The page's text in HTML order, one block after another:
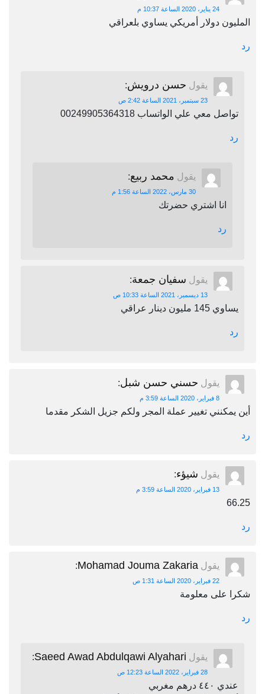
24 يناير، 2020 الساعة 10:37 م
المليون دولار أمريكي يساوي بلعراقي
رد
يقول حسن درويش:
23 سبتمبر، 2021 الساعة 2:42 ص
تواصل معي علي الواتساب 00249905364318
رد
يقول محمد ربيع:
30 مارس، 2022 الساعة 1:56 م
انا اشتري حضرتك
رد
يقول سفيان جمعة:
13 ديسمبر، 2021 الساعة 10:33 ص
يساوي 145 مليون دينار عراقي
رد
يقول حسني حسن شبل:
8 فبراير، 2020 الساعة 3:59 م
أين يمكنني تغيير عملة المجر ولكم جزيل الشكر مقدما
رد
يقول شيؤء:
13 فبراير، 2020 الساعة 3:59 م
66.25
رد
يقول Mohamad Jouma Zakaria
:
22 فبراير، 2020 الساعة 1:31 ص
شكرا على معلومة
رد
يقول Saeed Awad Abdulqawi Alyahari
:
28 فبراير، 2022 الساعة 12:23 ص
عندي ٤٤٠ درهم مغربي